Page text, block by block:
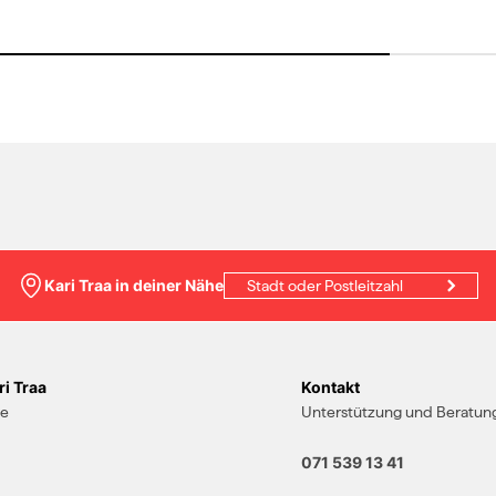
Kari Traa in deiner Nähe
Traa Kontakt
Unterstützung und
071 539 13 41